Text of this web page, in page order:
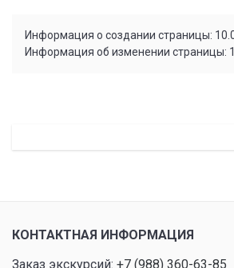
Информация о создании страницы:
Информация об изменении страницы:
КОНТАКТНАЯ ИНФОРМАЦИЯ
Заказ экскурсий: +7 (988) 360-63-85